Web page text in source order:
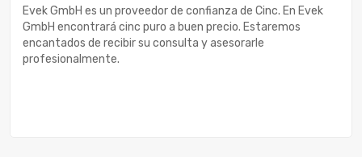
Evek GmbH es un proveedor de confianza de Cinc. En Evek
GmbH encontrará cinc puro a buen precio. Estaremos
encantados de recibir su consulta y asesorarle
profesionalmente.